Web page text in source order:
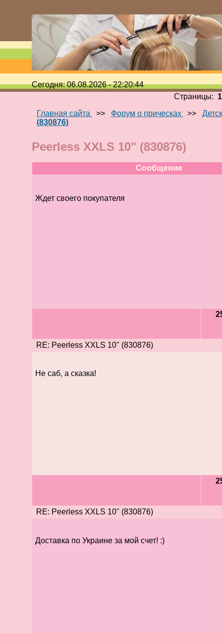
Сегодня: 06.08.2026 - 22:20:44
Страницы: 1
Главная сайта
>> Форум о прическах >>
(830876)
Peerless XXLS 10" (830876)
Сообщение
Ждет своего покупателя
RE: Peerless XXLS 10" (830876)
Не саб, а сказка!
RE: Peerless XXLS 10" (830876)
Доставка по Украине за мой счет! :)